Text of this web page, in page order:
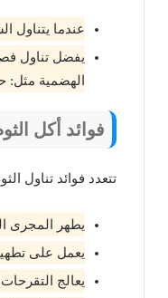
عندما
يفضل تناول
الهضمية مثل:
فوائد أكل
تتعدد فوائد تناول
يطهر المجرى
يعمل على
يعالج